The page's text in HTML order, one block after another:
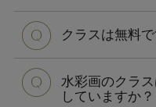
クラスは無料
水彩画のクラ
していますか？